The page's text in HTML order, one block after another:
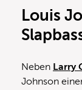
Louis
Neben Larry
Johnson